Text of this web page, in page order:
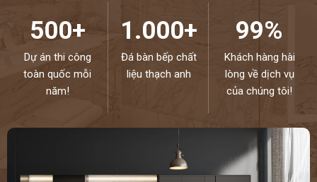
500+
Dự án thi công
toàn quốc mỗi
năm!
1.000+
Đá bàn bếp chất
liệu thạch anh
99%
Khách hàng hài
lòng về dịch vụ
của chúng tôi!